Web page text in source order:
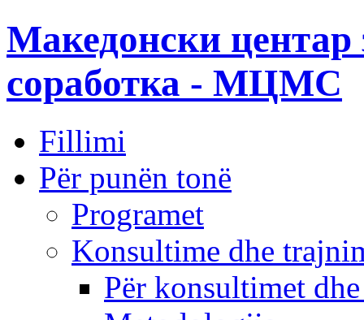
Македонски центар
соработка - МЦМС
Fillimi
Për punën tonë
Programet
Konsultime dhe
Për konsultimet